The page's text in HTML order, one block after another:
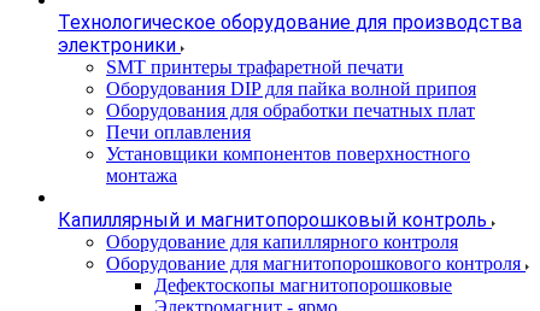
Технологическое оборудование для производства
электроники
SMT принтеры трафаретной печати
Оборудования DIP для пайка волной припоя
Оборудования для обработки печатных плат
Печи оплавления
Установщики компонентов поверхностного
монтажа
Капиллярный и магнитопорошковый контроль
Оборудование для капиллярного контроля
Оборудование для магнитопорошкового контроля
Дефектоскопы магнитопорошковые
Электромагнит - ярмо